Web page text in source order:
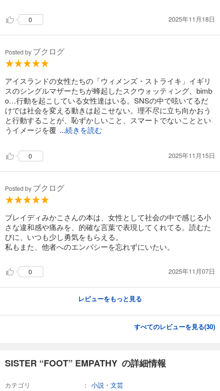
0 2025年11月18日
Posted by ブクログ
アイスランドの女性たちの「ウィメンズ・ストライキ」イギリ
スのシングルマザーたちが蜂起したスクウォッティング、bimb
o…行動を起こしている女性達はいる。SNSの中で呟いてるだ
けでは社会を変える動きは起こせない。理不尽に立ち向かおう
と行動することが、恥ずかしいこと、スマートでないこととい
うイメージを覆 ...続きを読む
0 2025年11月15日
Posted by ブクログ
ブレイディみかこさんの本は、女性として社会の中で感じる小
さな違和感や痛みを、的確な言葉で表現してくれてる。読むた
びに、いつも少し勇気をもらえる。
私もまた、他者へのエンパシーを忘れずにいたい。
0 2025年11月07日
レビューをもっと見る
すべてのレビューを見る(30)
SISTER “FOOT” EMPATHY の詳細情報
カテゴリ
小説・文芸